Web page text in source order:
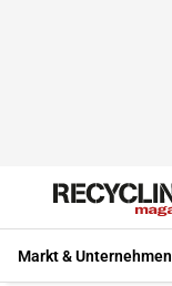
Markt & Unternehmen